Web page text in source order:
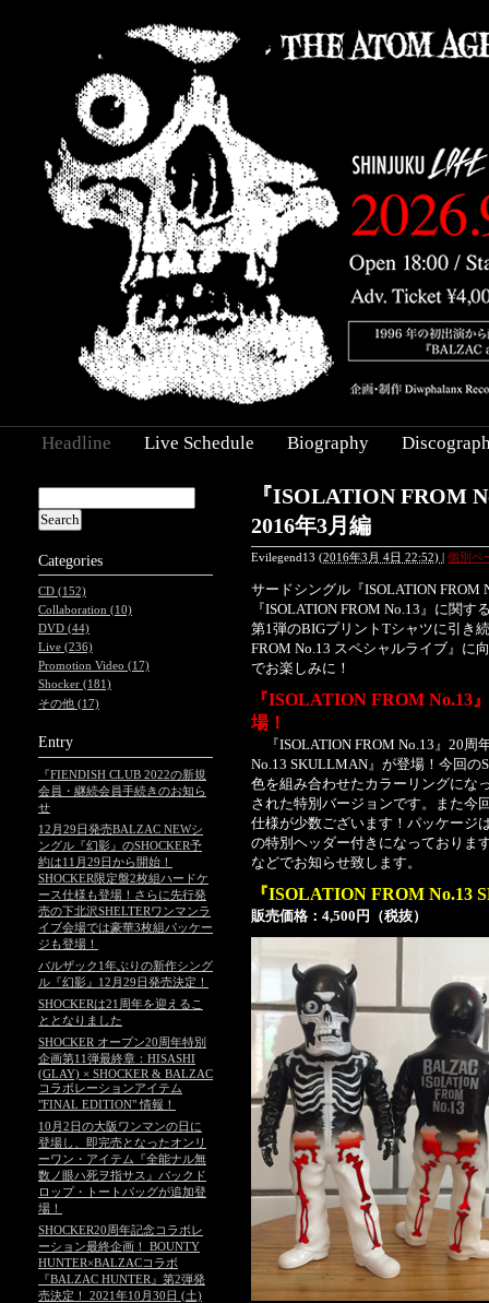
Headline Live Schedule Biography
『ISOLATION FROM
2016年3月編
Evilegend13 (2016年3月 4日 22:52) | 個別ペ
サードシングル『ISOLATION
『ISOLATION FROM No.13』に関
第1弾のBIGプリントTシャツに引き
FROM No.13 スペシャルライブ』に
でお楽しみに！
『ISOLATION FROM No.13
場！
『ISOLATION FROM No.13』20周
No.13 SKULLMAN』が登場！今回
色を組み合わせたカラーリングにな
された特別バージョンです。また今
仕様が少数ございます！パッケージ
の特別ヘッダー付きになっておりま
などでお知らせ致します。
『ISOLATION FROM No.13
販売価格：4,500円（税抜）
Categories
CD (152)
Collaboration (10)
DVD (44)
Live (236)
Promotion Video (17)
Shocker (181)
その他 (17)
Entry
『FIENDISH CLUB 2022の新規
会員・継続会員手続きのお知ら
せ
12月29日発売BALZAC NEWシ
ングル『幻影』のSHOCKER予
約は11月29日から開始！
SHOCKER限定盤2枚組ハードケ
ース仕様も登場！さらに先行発
売の下北沢SHELTERワンマンラ
イブ会場では豪華3枚組パッケー
ジも登場！
バルザック1年ぶりの新作シング
ル『幻影』12月29日発売決定！
SHOCKERは21周年を迎えるこ
ととなりました
SHOCKER オープン20周年特別
企画第11弾最終章：HISASHI
(GLAY) × SHOCKER & BALZAC
コラボレーションアイテム
"FINAL EDITION" 情報！
10月2日の大阪ワンマンの日に
登場し、即完売となったオンリ
ーワン・アイテム『全能ナル無
数ノ眼ハ死ヲ指サス』バックド
ロップ・トートバッグが追加登
場！
SHOCKER20周年記念コラボレ
ーション最終企画！ BOUNTY
HUNTER×BALZACコラボ
『BALZAC HUNTER』第2弾発
売決定！ 2021年10月30日 (土)